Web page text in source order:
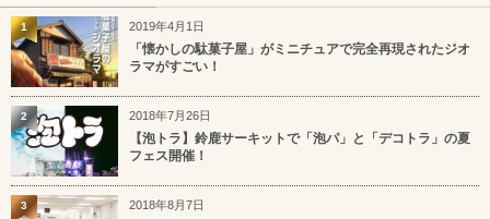
2019年4月1日
「懐かしの駄菓子屋」がミニチュアで完全再現されたジオ
ラマがすごい！
1
2018年7月26日
【泡トラ】鈴鹿サーキットで「泡パ」と「デコトラ」の夏
フェス開催！
2
2018年8月7日
3